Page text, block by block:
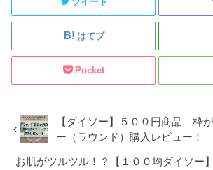
はてブ
Pocket
【ダイソー】５００円商品 枠
ー（ラウンド）購入レビュー！
お肌がツルツル！？【１００均ダイソー